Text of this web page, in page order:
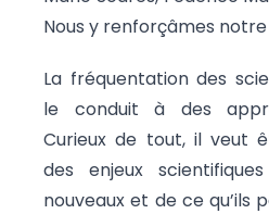
Nous y renforçâmes
La fréquentation des
le conduit à des
Curieux de tout, il veut
des enjeux
nouveaux et de ce qu’ils